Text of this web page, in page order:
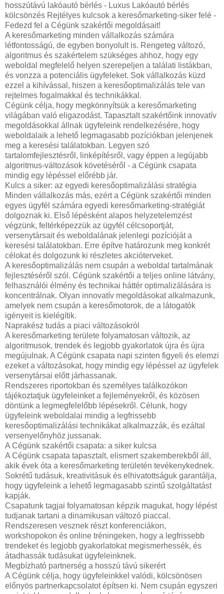
hosszútávú lakóautó bérlés - Luxus Lakóautó bérlés
kölcsönzés Rejtélyes kulcsok a keresőmarketing-siker felé -
Fedezd fel a Cégünk szakértői megoldásait!
A keresőmarketing minden vállalkozás számára
létfontosságú, de egyben bonyolult is. Rengeteg változó,
algoritmus és szakértelem szükséges ahhoz, hogy egy
weboldal megfelelő helyen szerepeljen a találati listákban,
és vonzza a potenciális ügyfeleket. Sok vállalkozás küzd
ezzel a kihívással, hiszen a keresőoptimalizálás tele van
rejtelmes fogalmakkal és technikákkal.
Cégünk célja, hogy megkönnyítsük a keresőmarketing
világában való eligazodást. Tapasztalt szakértőink innovatív
megoldásokkal állnak ügyfeleink rendelkezésére, hogy
weboldalaik a lehető legmagasabb pozíciókban jelenjenek
meg a keresési találatokban. Legyen szó
tartalomfejlesztésről, linképítésről, vagy éppen a legújabb
algoritmus-változások követéséről - a Cégünk csapata
mindig egy lépéssel előrébb jár.
Kulcs a siker: az egyedi keresőoptimalizálási stratégia
Minden vállalkozás más, ezért a Cégünk szakértői minden
egyes ügyfél számára egyedi keresőmarketing-stratégiát
dolgoznak ki. Első lépésként alapos helyzetelemzést
végzünk, feltérképezzük az ügyfél célcsoportját,
versenytársait és weboldalának jelenlegi pozícióját a
keresési találatokban. Erre építve határozunk meg konkrét
célokat és dolgozunk ki részletes akcióterveket.
A keresőoptimalizálás nem csupán a weboldal tartalmának
fejlesztéséről szól. Cégünk szakértői a teljes online látvány,
felhasználói élmény és technikai háttér optimalizálására is
koncentrálnak. Olyan innovatív megoldásokat alkalmazunk,
amelyek nem csupán a keresőmotorok, de a látogatók
igényeit is kielégítik.
Naprakész tudás a piaci változásokról
A keresőmarketing területe folyamatosan változik, az
algoritmusok, trendek és legjobb gyakorlatok újra és újra
megújulnak. A Cégünk csapata napi szinten figyeli és elemzi
ezeket a változásokat, hogy mindig egy lépéssel az ügyfelek
versenytársai előtt járhassanak.
Rendszeres riportokban és személyes találkozókon
tájékoztatjuk ügyfeleinket a fejleményekről, és közösen
döntünk a legmegfelelőbb lépésekről. Célunk, hogy
ügyfeleink weboldalai mindig a legfrissebb
keresőoptimalizálási technikákat alkalmazzák, és ezáltal
versenyelőnyhöz jussanak.
A Cégünk szakértői csapata: a siker kulcsa
A Cégünk csapata tapasztalt, elismert szakemberekből áll,
akik évek óta a keresőmarketing területén tevékenykednek.
Sokrétű tudásuk, kreativitásuk és elhivatottságuk garantálja,
hogy ügyfeleink a lehető legmagasabb szintű szolgáltatást
kapják.
Csapatunk tagjai folyamatosan képzik magukat, hogy lépést
tudjanak tartani a dinamikusan változó piaccal.
Rendszeresen vesznek részt konferenciákon,
workshopokon és online tréningeken, hogy a legfrissebb
trendeket és legjobb gyakorlatokat megismerhessék, és
átadhassák tudásukat ügyfeleinknek.
Megbízható partnerség a hosszú távú sikerért
A Cégünk célja, hogy ügyfeleinkkel valódi, kölcsönösen
előnyös partnerkapcsolatot építsen ki. Nem csupán egyszeri